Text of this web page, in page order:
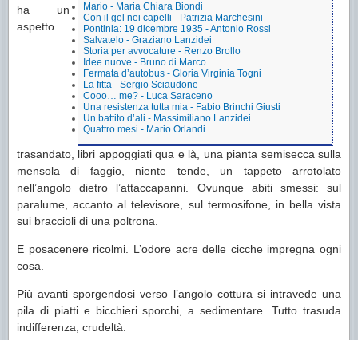
Mario - Maria Chiara Biondi
Con il gel nei capelli - Patrizia Marchesini
Pontinia: 19 dicembre 1935 - Antonio Rossi
Salvatelo - Graziano Lanzidei
Storia per avvocature - Renzo Brollo
Idee nuove - Bruno di Marco
Fermata d’autobus - Gloria Virginia Togni
La fitta - Sergio Sciaudone
Cooo… me? - Luca Saraceno
Una resistenza tutta mia - Fabio Brinchi Giusti
Un battito d’ali - Massimiliano Lanzidei
Quattro mesi - Mario Orlandi
ha un
aspetto
trasandato, libri appoggiati qua e là, una pianta semisecca sulla
mensola di faggio, niente tende, un tappeto arrotolato
nell’angolo dietro l’attaccapanni. Ovunque abiti smessi: sul
paralume, accanto al televisore, sul termosifone, in bella vista
sui braccioli di una poltrona.
E posacenere ricolmi. L’odore acre delle cicche impregna ogni
cosa.
Più avanti sporgendosi verso l’angolo cottura si intravede una
pila di piatti e bicchieri sporchi, a sedimentare. Tutto trasuda
indifferenza, crudeltà.